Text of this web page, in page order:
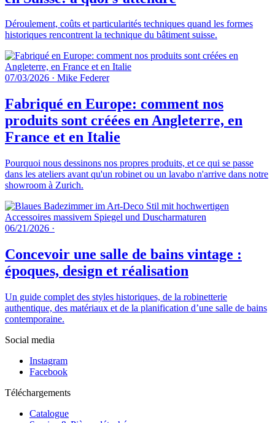
Déroulement, coûts et particularités techniques quand les formes
historiques rencontrent la technique du bâtiment suisse.
07/03/2026 · Mike Federer
Fabriqué en Europe: comment nos
produits sont créées en Angleterre, en
France et en Italie
Pourquoi nous dessinons nos propres produits, et ce qui se passe
dans les ateliers avant qu'un robinet ou un lavabo n'arrive dans notre
showroom à Zurich.
06/21/2026 ·
Concevoir une salle de bains vintage :
époques, design et réalisation
Un guide complet des styles historiques, de la robinetterie
authentique, des matériaux et de la planification d’une salle de bains
contemporaine.
Social media
Instagram
Facebook
Téléchargements
Catalogue